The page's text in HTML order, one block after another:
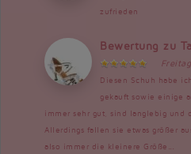
zufrieden
Bewertung zu
Diesen Schuh habe
gekauft sowie einige
immer sehr gut, sind langlebig und
Allerdings fallen sie etwas größer
also immer die kleinere Größe...